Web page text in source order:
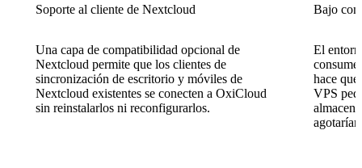
Soporte al cliente de Nextcloud
Una capa de compatibilidad opcional de
Nextcloud permite que los clientes de
sincronización de escritorio y móviles de
Nextcloud existentes se conecten a OxiCloud
sin reinstalarlos ni reconfigurarlos.
Bajo
El
hace
VPS